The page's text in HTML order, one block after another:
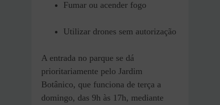
Fumar ou acender fogo
Utilizar drones sem autorização
A entrada no parque se dá
prioritariamente pelo Jardim
Botânico, que funciona de terça a
domingo, das 9h às 17h, mediante